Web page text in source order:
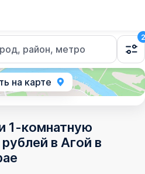
район, метро
2
на карте
1-комнатную
в Агой в